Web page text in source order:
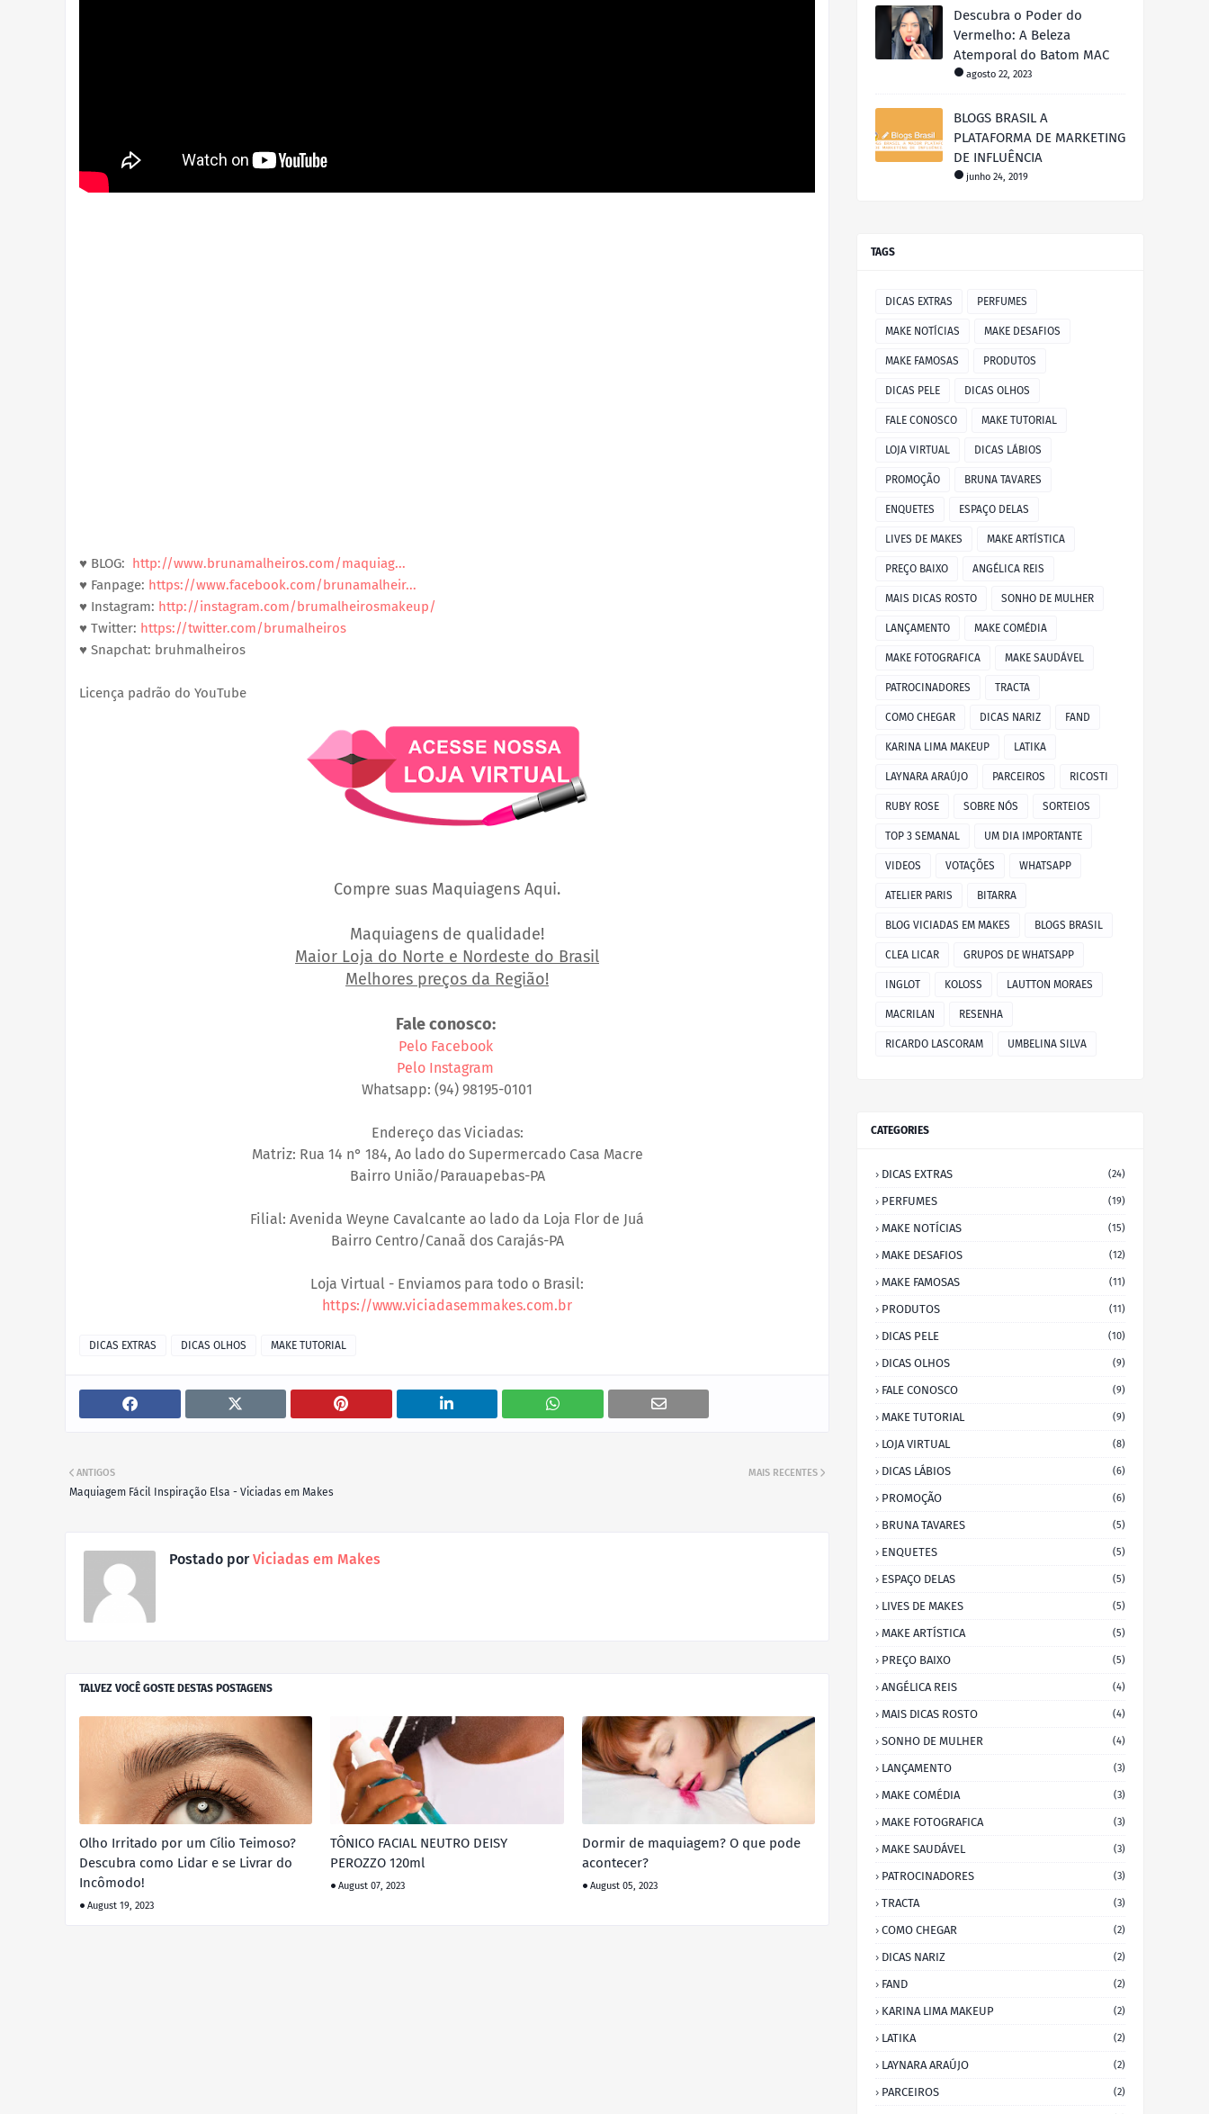
♥ BLOG: http://www.brunamalheiros.com/maquiag...
♥ Fanpage: https://www.facebook.com/brunamalheir...
♥ Instagram: http://instagram.com/brumalheirosmakeup/
♥ Twitter: https://twitter.com/brumalheiros
♥ Snapchat: bruhmalheiros
Licença padrão do YouTube
Compre suas Maquiagens Aqui.
Maquiagens de qualidade!
Maior Loja do Norte e Nordeste do Brasil
Melhores preços da Região!
Fale conosco:
Pelo Facebook
Pelo Instagram
Whatsapp: (94) 98195-0101
Endereço das Viciadas:
Matriz: Rua 14 n° 184, Ao lado do Supermercado Casa Macre
Bairro União/Parauapebas-PA
Filial: Avenida Weyne Cavalcante ao lado da Loja Flor de Juá
Bairro Centro/Canaã dos Carajás-PA
Loja Virtual - Enviamos para todo o Brasil:
https://www.viciadasemmakes.com.br
DICAS EXTRAS DICAS OLHOS MAKE TUTORIAL
MAIS RECENTES
ANTIGOS
Maquiagem Fácil Inspiração Elsa - Viciadas em Makes
Postado porViciadas em Makes
TALVEZ VOCÊ GOSTE DESTAS POSTAGENS
Olho Irritado por um Cílio Teimoso?
Descubra como Lidar e se Livrar do
Incômodo!
August 19, 2023
TÔNICO FACIAL NEUTRO DEISY
PEROZZO 120ml
August 07, 2023
Dormir de maquiagem? O que pode
acontecer?
August 05, 2023
Descubra o Poder do
Vermelho: A Beleza
Atemporal do Batom MAC
agosto 22, 2023
BLOGS BRASIL A
PLATAFORMA DE MARKETING
DE INFLUÊNCIA
junho 24, 2019
TAGS
DICAS EXTRAS PERFUMES
MAKE NOTÍCIAS MAKE DESAFIOS
MAKE FAMOSAS PRODUTOS
DICAS PELE DICAS OLHOS
FALE CONOSCO MAKE TUTORIAL
LOJA VIRTUAL DICAS LÁBIOS
PROMOÇÃO BRUNA TAVARES
ENQUETES ESPAÇO DELAS
LIVES DE MAKES MAKE ARTÍSTICA
PREÇO BAIXO ANGÉLICA REIS
MAIS DICAS ROSTO SONHO DE MULHER
LANÇAMENTO MAKE COMÉDIA
MAKE FOTOGRAFICA MAKE SAUDÁVEL
PATROCINADORES TRACTA
COMO CHEGAR DICAS NARIZ FAND
KARINA LIMA MAKEUP LATIKA
LAYNARA ARAÚJO PARCEIROS RICOSTI
RUBY ROSE SOBRE NÓS SORTEIOS
TOP 3 SEMANAL UM DIA IMPORTANTE
VIDEOS VOTAÇÕES WHATSAPP
ATELIER PARIS BITARRA
BLOG VICIADAS EM MAKES BLOGS BRASIL
CLEA LICAR GRUPOS DE WHATSAPP
INGLOT KOLOSS LAUTTON MORAES
MACRILAN RESENHA
RICARDO LASCORAM UMBELINA SILVA
CATEGORIES
DICAS EXTRAS (24)
PERFUMES (19)
MAKE NOTÍCIAS (15)
MAKE DESAFIOS (12)
MAKE FAMOSAS (11)
PRODUTOS (11)
DICAS PELE (10)
DICAS OLHOS (9)
FALE CONOSCO (9)
MAKE TUTORIAL (9)
LOJA VIRTUAL (8)
DICAS LÁBIOS (6)
PROMOÇÃO (6)
BRUNA TAVARES (5)
ENQUETES (5)
ESPAÇO DELAS (5)
LIVES DE MAKES (5)
MAKE ARTÍSTICA (5)
PREÇO BAIXO (5)
ANGÉLICA REIS (4)
MAIS DICAS ROSTO (4)
SONHO DE MULHER (4)
LANÇAMENTO (3)
MAKE COMÉDIA (3)
MAKE FOTOGRAFICA (3)
MAKE SAUDÁVEL (3)
PATROCINADORES (3)
TRACTA (3)
COMO CHEGAR (2)
DICAS NARIZ (2)
FAND (2)
KARINA LIMA MAKEUP (2)
LATIKA (2)
LAYNARA ARAÚJO (2)
PARCEIROS (2)